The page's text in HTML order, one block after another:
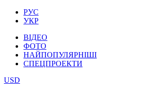
РУС
УКР
ВІДЕО
ФОТО
НАЙПОПУЛЯРНІШІ
СПЕЦПРОЕКТИ
USD